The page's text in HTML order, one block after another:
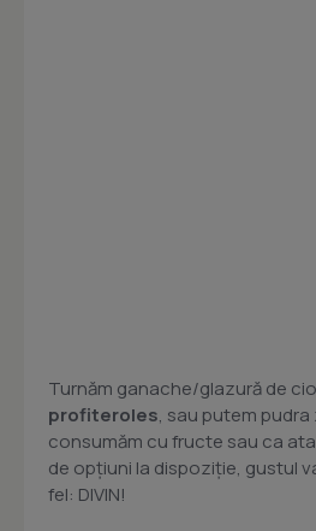
Turnăm ganache/glazură de
profiteroles, sau putem pudra
consumăm cu fructe sau ca
de opţiuni la dispoziţie, gustul
fel: DIVIN!